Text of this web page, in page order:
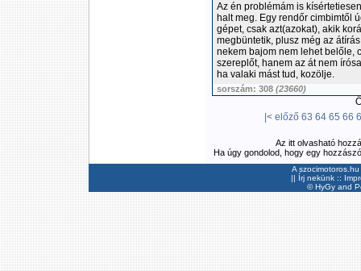
Az én problémám is
halt meg. Egy rendőr cimbimtől
gépet, csak azt(azokat), akik
megbüntetik, plusz még az
nekem bajom nem lehet belőle,
szereplőt, hanem az át nem
ha valaki mást tud, kozölje.
sorszám: 308 (23660)
|< előző 63 64 65 66
Az itt olvasható
Ha úgy gondolod, hogy egy
A
|| Írj nekünk ::
©HyGyand